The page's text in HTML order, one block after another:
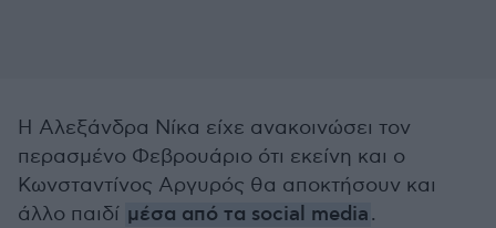
Η Αλεξάνδρα Νίκα είχε ανακοινώσει τον
περασμένο Φεβρουάριο ότι εκείνη και ο
Κωνσταντίνος Αργυρός θα αποκτήσουν και
άλλο παιδί μέσα από τα social media.